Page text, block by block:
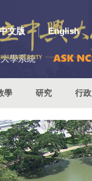
文版 English
學系統
學 研究 行政